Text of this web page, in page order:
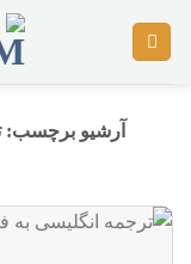
آرشیو برچسب: